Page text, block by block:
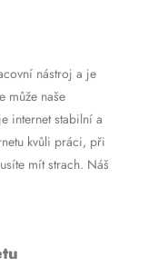
nástroj a je
může naše
internet stabilní a
kvůli práci, při
mít strach. Náš